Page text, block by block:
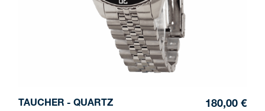
TAUCHER - QUARTZ 180,00 €